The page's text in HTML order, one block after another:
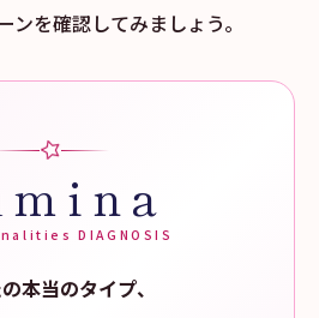
ンを確認してみましょう。
DIAGNOSIS
本当のタイプ、